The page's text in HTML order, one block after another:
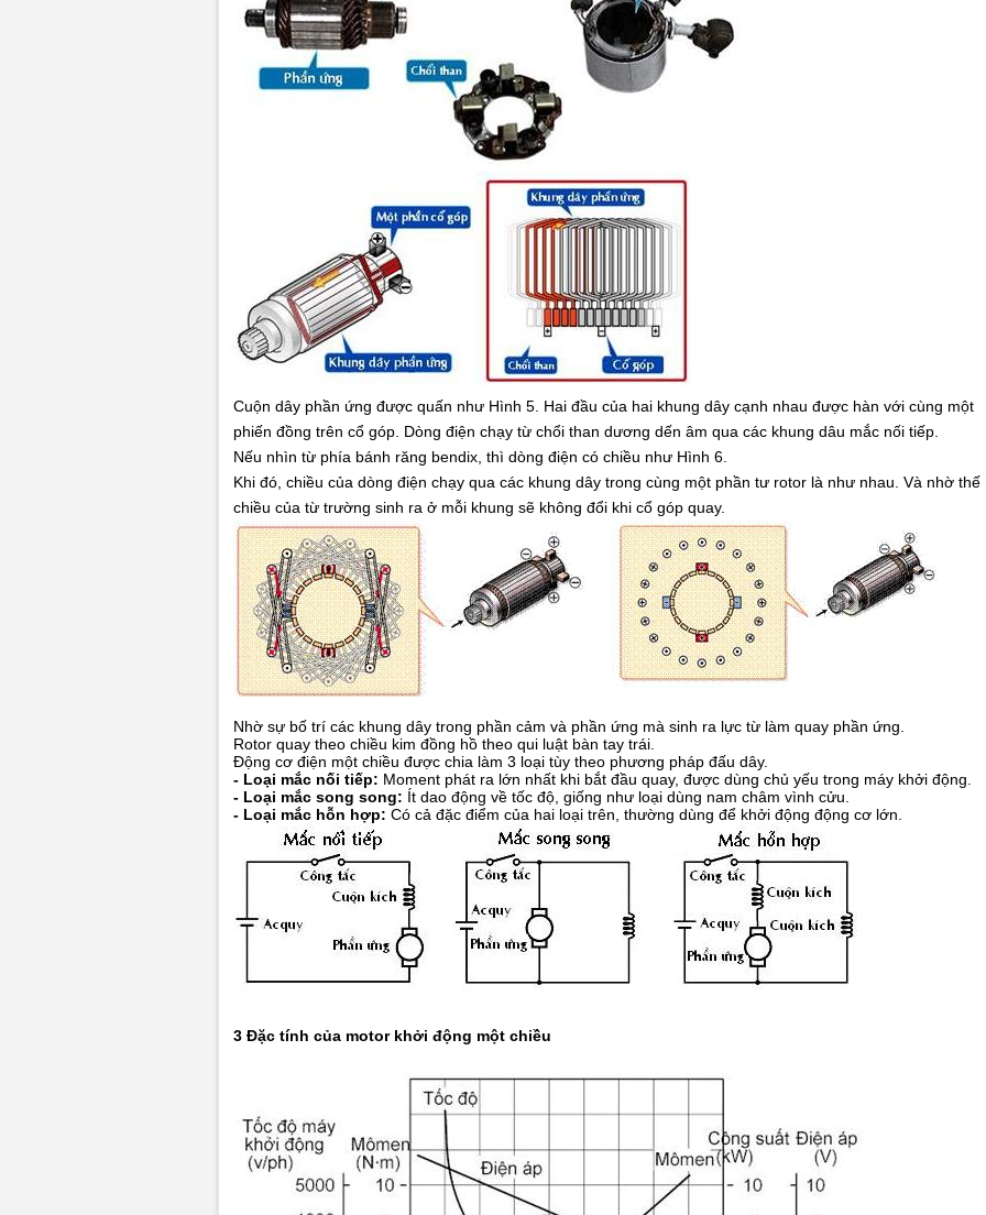
Cuộn dây phần ứng được quấn như Hình 5. Hai đầu của hai khung dây cạnh nhau được hàn với cùng một
phiến đồng trên cổ góp. Dòng điện chạy từ chổi than dương dến âm qua các khung dâu mắc nối tiếp.
Nếu nhìn từ phía bánh răng bendix, thì dòng điện có chiều như Hình 6.
Khi đó, chiều của dòng điện chạy qua các khung dây trong cùng một phần tư rotor là như nhau. Và nhờ thế
chiều của từ trường sinh ra ở mỗi khung sẽ không đổi khi cổ góp quay.
Nhờ sự bố trí các khung dây trong phần cảm và phần ứng mà sinh ra lực từ làm quay phần ứng.
Rotor quay theo chiều kim đồng hồ theo qui luật bàn tay trái.
Động cơ điện một chiều được chia làm 3 loại tùy theo phương pháp đấu dây.
- Loại mắc nối tiếp: Moment phát ra lớn nhất khi bắt đầu quay, được dùng chủ yếu trong máy khởi động.
- Loại mắc song song: Ít dao động về tốc độ, giống như loại dùng nam châm vình cửu.
- Loại mắc hỗn hợp: Có cả đặc điểm của hai loại trên, thường dùng để khởi động động cơ lớn.
3 Đặc tính của motor khởi động một chiều